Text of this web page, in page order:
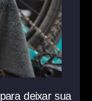
deixar sua